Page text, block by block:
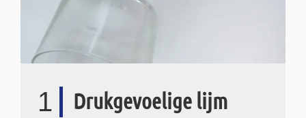
1 Drukgevoelige lijm